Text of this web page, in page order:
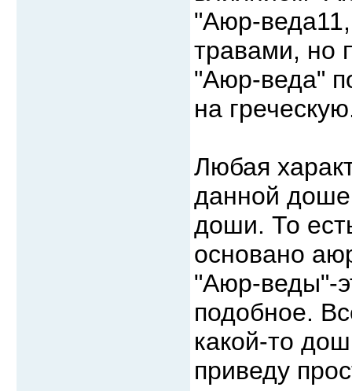
"Аюр-
травами, но
"Аюр-веда"
на
Любая
данной доше
доши. То
основано
"Аюр-веды"-
подобное.
какой-то
приведу